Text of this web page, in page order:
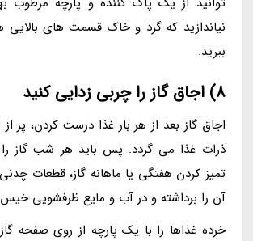
نیاندازید که گرد و خاک قسمت های بالایی
ببرید.
8) اجاق گاز را چربی زدایی کنید
اجاق گاز بعد از هر بار غذا درست کردن، پر
ذرات غذا می گردد. پس باید هر شب گاز را
تمیز کردن هفتگی یا ماهانه گاز، قطعات
آن را برداشته و در آب و مایع ظرفشویی
خرده غذاها را با یک پارچه از روی صفحه